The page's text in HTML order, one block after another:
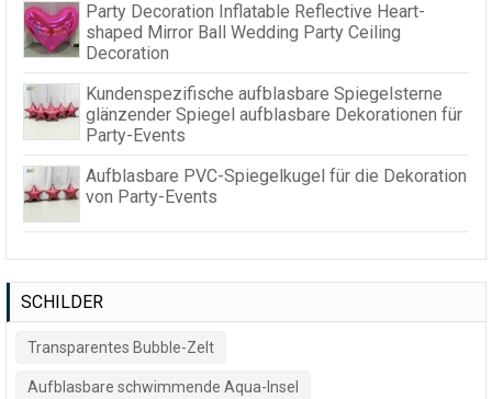
Party Decoration Inflatable Reflective Heart-
shaped Mirror Ball Wedding Party Ceiling
Decoration
Kundenspezifische aufblasbare Spiegelsterne
glänzender Spiegel aufblasbare Dekorationen für
Party-Events
Aufblasbare PVC-Spiegelkugel für die Dekoration
von Party-Events
SCHILDER
Transparentes Bubble-Zelt
Aufblasbare schwimmende Aqua-Insel